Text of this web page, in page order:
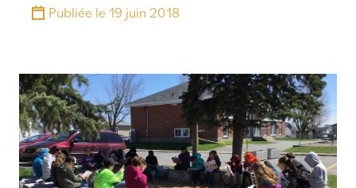
Publiée le 19 juin 2018